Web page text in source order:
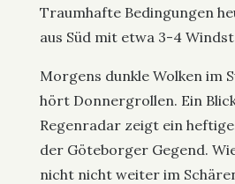
Traumhafte Bedingungen
aus Süd mit etwa 3-4
Morgens dunkle Wolken im
hört Donnergrollen. Ein
Regenradar zeigt ein
der Göteborger Gegend.
nicht nicht weiter im